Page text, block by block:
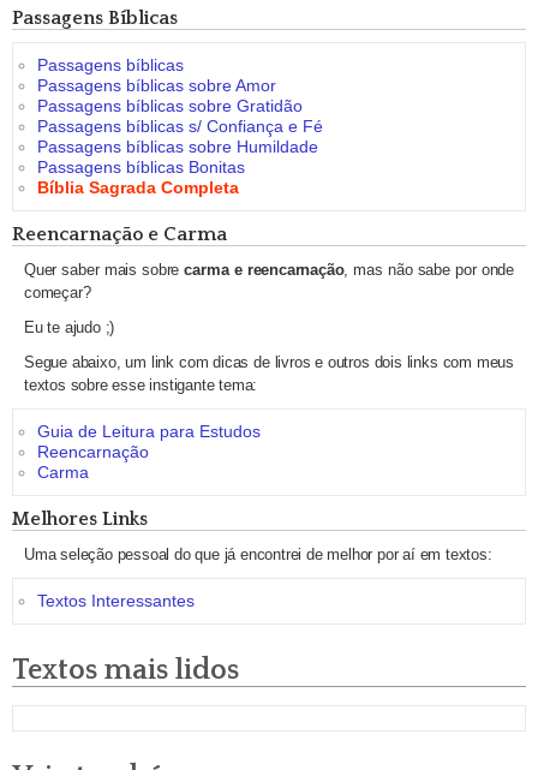
Passagens Bíblicas
Passagens bíblicas
Passagens bíblicas sobre Amor
Passagens bíblicas sobre Gratidão
Passagens bíblicas s/ Confiança e Fé
Passagens bíblicas sobre Humildade
Passagens bíblicas Bonitas
Bíblia Sagrada Completa
Reencarnação e Carma
Quer saber mais sobrecarma e reencarnação, mas não sabe por onde
começar?
Eu te ajudo ;)
Segue abaixo, um link com dicas de livros e outros dois links com meus
textos sobre esse instigante tema:
Guia de Leitura para Estudos
Reencarnação
Carma
Melhores Links
Uma seleção pessoal do que já encontrei de melhor por aí em textos:
Textos Interessantes
Textos mais lidos